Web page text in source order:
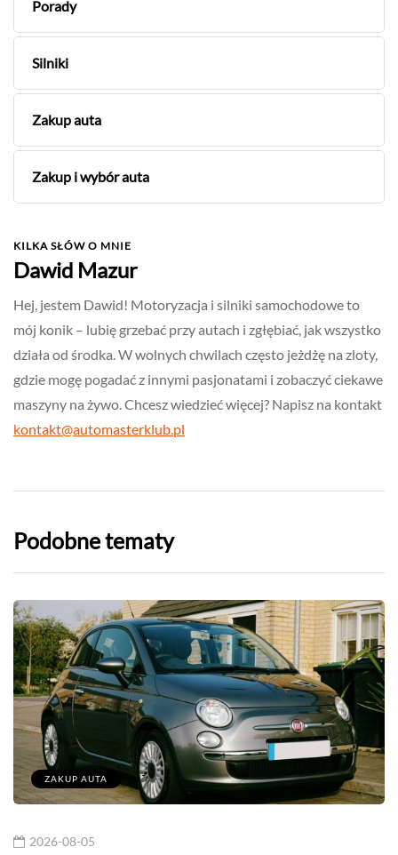
Porady
Silniki
Zakup auta
Zakup i wybór auta
KILKA SŁÓW O MNIE
Dawid Mazur
Hej, jestem Dawid! Motoryzacja i silniki samochodowe to
mój konik – lubię grzebać przy autach i zgłębiać, jak wszystko
działa od środka. W wolnych chwilach często jeżdżę na zloty,
gdzie mogę pogadać z innymi pasjonatami i zobaczyć ciekawe
maszyny na żywo. Chcesz wiedzieć więcej? Napisz na kontakt
kontakt@automasterklub.pl
Podobne tematy
ZAKUP AUTA
2026-08-05